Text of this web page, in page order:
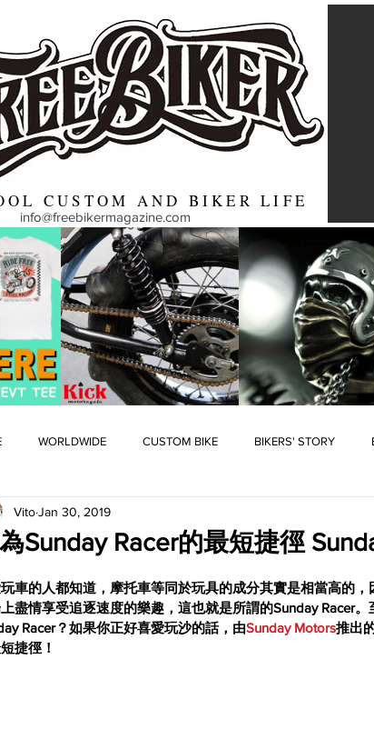
CUSTOM AND BIKER LIFE
info@freebikermagazine.com
WORLDWIDE CUSTOM BIKE BIKERS' STORY
Sunday Racer的最短捷徑
VitoJan 30, 2019
車的人都知道，摩托車等同於玩具的成分其實是相當高的
盡情享受追逐速度的樂趣，這也就是所謂的Sunday Racer
Racer？如果你正好喜愛玩沙的話，由Sunday Motors推出
捷徑！